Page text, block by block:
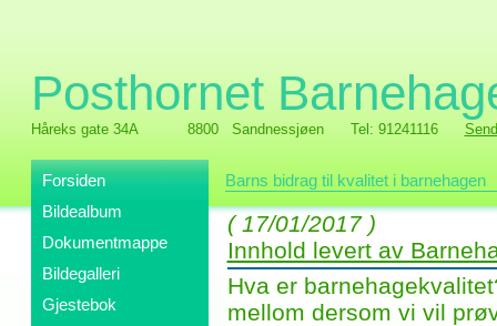
Posthornet
Håreks gate 34A 8800 Sandnessjøen Tel: 91241116
Forsiden
Bildealbum
Dokumentmappe
Bildegalleri
Gjestebok
Barns bidrag til kvalitet i barnehagen
( 17/01/2017 )
Innhold levert av
Hva er
mellom dersom vi vil